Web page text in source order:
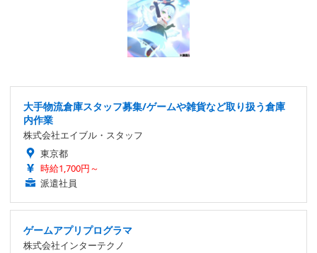
大手物流倉庫スタッフ募集/ゲームや雑貨など取り扱う倉庫
内作業
株式会社エイブル・スタッフ
東京都
時給1,700円～
派遣社員
ゲームアプリプログラマ
株式会社インターテクノ